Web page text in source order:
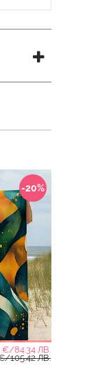
-20%
€/84.34 ЛВ.
105.42 ЛВ.